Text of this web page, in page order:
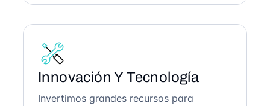
Innovación Y Tecnología
Invertimos grandes recursos para